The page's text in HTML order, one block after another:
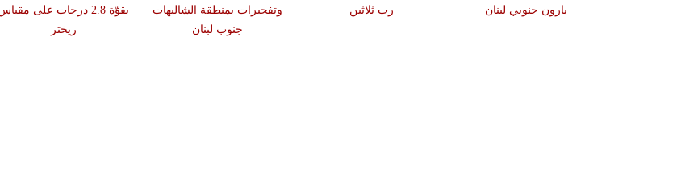
بقوّة 2.8 درجات على
ريختر
وتفجيرات بمنطقة الشاليهات
جنوب لبنان
رب ثلاثين
يارون جنوبي لبنان